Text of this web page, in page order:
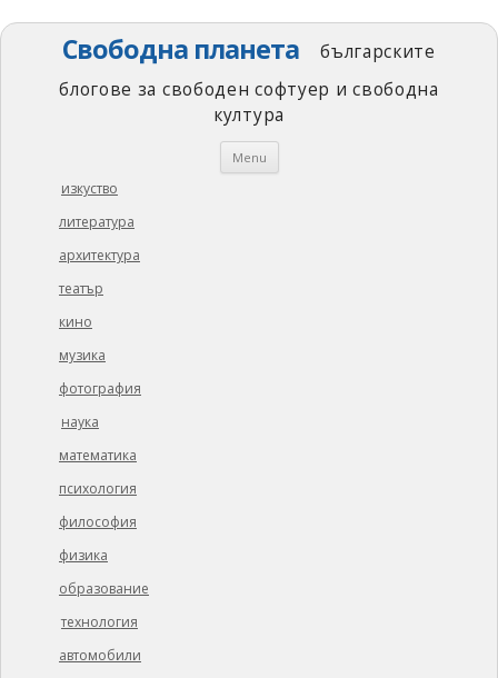
Свободна планета
българските
блогове за свободен софтуер и свободна
култура
Menu Skip
изкуство
литература
архитектура
театър
кино
музика
фотография
наука
математика
психология
философия
физика
образование
технология
автомобили